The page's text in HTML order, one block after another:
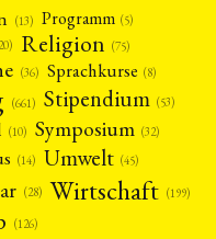
(13) Programm (5)
Religion (75)
(36) Sprachkurse (8)
(661) Stipendium (53)
(10) Symposium (32)
(14) Umwelt (45)
(28) Wirtschaft (199)
(126)